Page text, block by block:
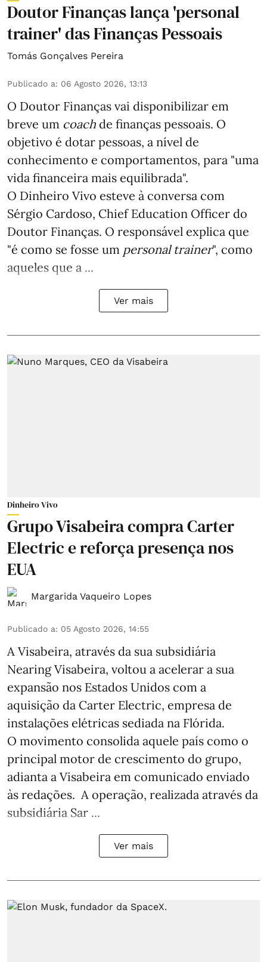
Doutor Finanças lança 'personal
trainer' das Finanças Pessoais
Tomás Gonçalves Pereira
Publicado a: 06 Agosto 2026, 13:13
O Doutor Finanças vai disponibilizar em
breve um coach de finanças pessoais. O
objetivo é dotar pessoas, a nível de
conhecimento e comportamentos, para "uma
vida financeira mais equilibrada".
O Dinheiro Vivo esteve à conversa com
Sérgio Cardoso, Chief Education Officer do
Doutor Finanças. O responsável explica que
"é como se fosse um personal trainer", como
aqueles que a ...
Ver mais
Dinheiro Vivo
Grupo Visabeira compra Carter
Electric e reforça presença nos
EUA
Margarida Vaqueiro Lopes
Publicado a: 05 Agosto 2026, 14:55
A Visabeira, através da sua subsidiária
Nearing Visabeira, voltou a acelerar a sua
expansão nos Estados Unidos com a
aquisição da Carter Electric, empresa de
instalações elétricas sediada na Flórida.
O movimento consolida aquele país como o
principal motor de crescimento do grupo,
adianta a Visabeira em comunicado enviado
às redações. A operação, realizada através da
subsidiária Sar ...
Ver mais